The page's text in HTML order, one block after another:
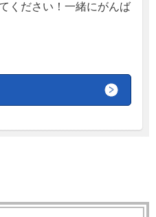
ください！一緒にがんば